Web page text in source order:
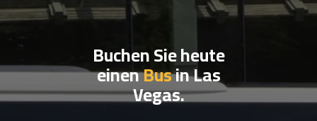
Buchen Sie heute
einenBusin Las
Vegas.